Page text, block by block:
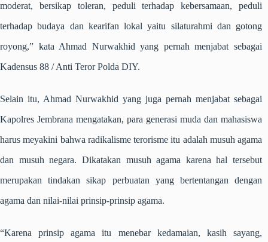
moderat, bersikap toleran, peduli terhadap kebersamaan, peduli
terhadap budaya dan kearifan lokal yaitu silaturahmi dan gotong
royong,” kata Ahmad Nurwakhid yang pernah menjabat sebagai
Kadensus 88 / Anti Teror Polda DIY.
Selain itu, Ahmad Nurwakhid yang juga pernah menjabat sebagai
Kapolres Jembrana mengatakan, para generasi muda dan mahasiswa
harus meyakini bahwa radikalisme terorisme itu adalah musuh agama
dan musuh negara. Dikatakan musuh agama karena hal tersebut
merupakan tindakan sikap perbuatan yang bertentangan dengan
agama dan nilai-nilai prinsip-prinsip agama.
“Karena prinsip agama itu menebar kedamaian, kasih sayang,